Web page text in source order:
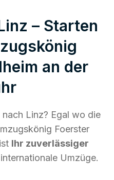
– Starten
an der
nach Linz? Egal wo die
Foerster
Ihr zuverlässiger
Umzüge.